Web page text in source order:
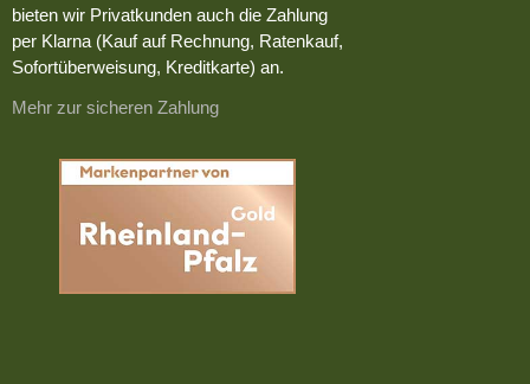
bieten wir Privatkunden auch die Zahlung
per Klarna (Kauf auf Rechnung, Ratenkauf,
Sofortüberweisung, Kreditkarte) an.
Mehr zur sicheren Zahlung